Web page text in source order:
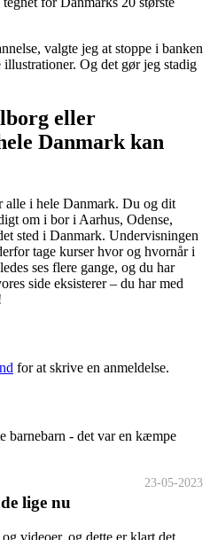
valgte jeg at stoppe i banken
Og det gør jeg stadig
eller
Danmark kan
alle i hele Danmark. Du og dit
om i bor i Aarhus, Odense,
sted i Danmark. Undervisningen
tage kurser hvor og hvornår i
ses flere gange, og du har
side eksisterer – du har med
for at skrive en anmeldelse.
barnebarn - det var en kæmpe
23-05-2023
lige nu
videoer, og dette er klart det